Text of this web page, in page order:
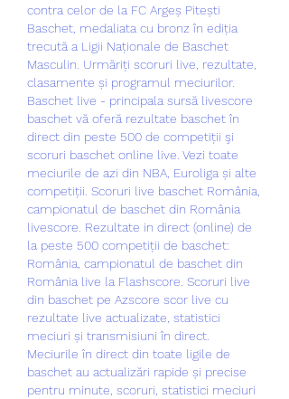
contra celor de la FC Argeș Pitești
Baschet, medaliata cu bronz în ediția
trecută a Ligii Naționale de Baschet
Masculin. Urmăriți scoruri live, rezultate,
clasamente și programul meciurilor.
Baschet live - principala sursă livescore
baschet vă oferă rezultate baschet în
direct din peste 500 de competiții şi
scoruri baschet online live. Vezi toate
meciurile de azi din NBA, Euroliga și alte
competiții. Scoruri live baschet România,
campionatul de baschet din România
livescore. Rezultate in direct (online) de
la peste 500 competiții de baschet:
România, campionatul de baschet din
România live la Flashscore. Scoruri live
din baschet pe Azscore scor live cu
rezultate live actualizate, statistici
meciuri și transmisiuni în direct.
Meciurile în direct din toate ligile de
baschet au actualizări rapide și precise
pentru minute, scoruri, statistici meciuri